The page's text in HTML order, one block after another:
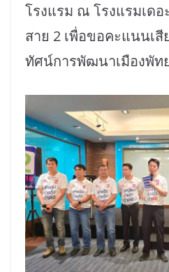
โรงแรม ณ โรงแรมเดอ
สาย 2 เพื่อขอคะแนนเสี
ทัศน์การพัฒนาเมืองพัท